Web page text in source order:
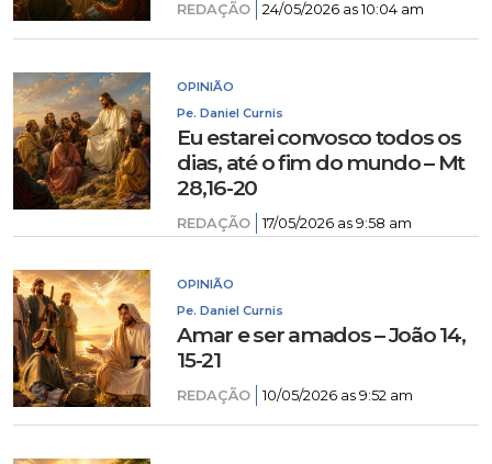
REDAÇÃO 24/05/2026 as 10:04 am
OPINIÃO
Pe. Daniel Curnis
Eu estarei convosco todos os
dias, até o fim do mundo – Mt
28,16-20
REDAÇÃO 17/05/2026 as 9:58 am
OPINIÃO
Pe. Daniel Curnis
Amar e ser amados – João 14,
15-21
REDAÇÃO 10/05/2026 as 9:52 am